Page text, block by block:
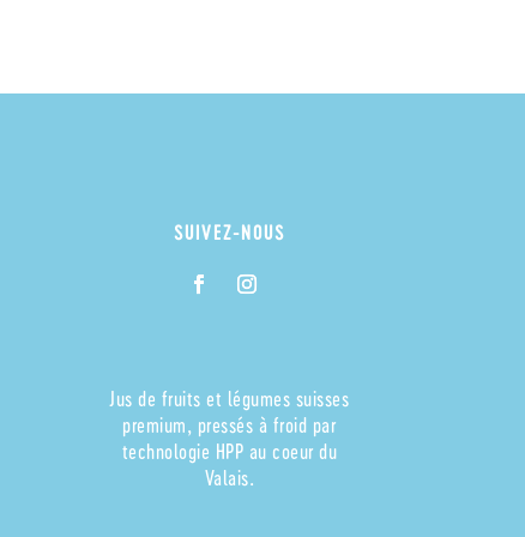
SUIVEZ-NOUS
Jus de fruits et légumes suisses
premium, pressés à froid par
technologie HPP au coeur du
Valais.